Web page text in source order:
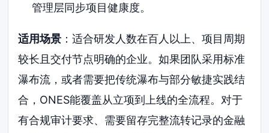
管理层同步项目健康度。
适用场景 ：适合研发人数在百人以上、项目周期
较长且交付节点明确的企业。如果团队采用标准
瀑布流，或者需要把传统瀑布与部分敏捷实践结
合，ONES能覆盖从立项到上线的全流程。对于
有合规审计要求、需要留存完整流转记录的金融